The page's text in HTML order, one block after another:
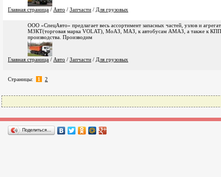
Главная страница / Авто / Запчасти / Для грузовых
ООО «СпецАвто» предлагает весь ассортимент запасных частей, узлов и
МЗКТ(торговая марка VOLAT), МоАЗ, МАЗ, к автобусам АМАЗ, а также к
производства. Производим
Главная страница / Авто / Запчасти / Для грузовых
Страницы: 1 2
Поделиться…